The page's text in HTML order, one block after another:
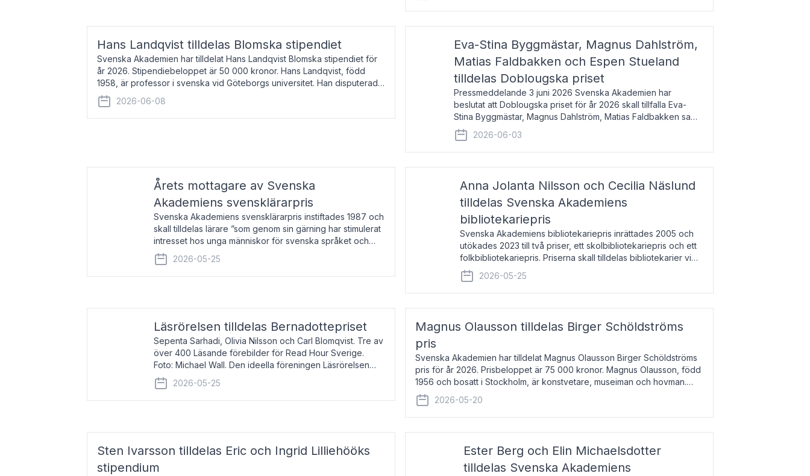
Hans Landqvist tilldelas Blomska stipendiet
Svenska Akademien har tilldelat Hans Landqvist Blomska stipendiet för
år 2026. Stipendiebeloppet är 50 000 kronor. Hans Landqvist, född
1958, är professor i svenska vid Göteborgs universitet. Han disputerade
år 2000 på avhandlingen Författn
2026-06-08
Eva-Stina Byggmästar, Magnus Dahlström,
Matias Faldbakken och Espen Stueland
tilldelas Doblougska priset
Pressmeddelande 3 juni 2026 Svenska Akademien har
beslutat att Doblougska priset för år 2026 skall tillfalla Eva-
Stina Byggmästar, Magnus Dahlström, Matias Faldbakken samt
Espen Stueland. Prisbeloppet är 200 000 svenska kronor per
mottagare
2026-06-03
Årets mottagare av Svenska
Akademiens svensklärarpris
Svenska Akademiens svensklärarpris instiftades 1987 och
skall tilldelas lärare ”som genom sin gärning har stimulerat
intresset hos unga människor för svenska språket och
litteraturen”. Prisutdelning och samtal med pristagarna
äger rum under
2026-05-25
Anna Jolanta Nilsson och Cecilia Näslund
tilldelas Svenska Akademiens
bibliotekariepris
Svenska Akademiens bibliotekariepris inrättades 2005 och
utökades 2023 till två priser, ett skolbibliotekariepris och ett
folkbibliotekariepris. Priserna skall tilldelas bibliotekarier vid
svenska folk- och skolbibliotek som gjort värdefull
2026-05-25
Läsrörelsen tilldelas Bernadottepriset
Sepenta Sarhadi, Olivia Nilsson och Carl Blomqvist. Tre av
över 400 Läsande förebilder för Read Hour Sverige.
Foto: Michael Wall. Den ideella föreningen Läsrörelsen
tilldelas Bernadottepriset 2026 för att den under ett kvarts
sekel gjort re
2026-05-25
Magnus Olausson tilldelas Birger Schöldströms
pris
Svenska Akademien har tilldelat Magnus Olausson Birger Schöldströms
pris för år 2026. Prisbeloppet är 75 000 kronor. Magnus Olausson, född
1956 och bosatt i Stockholm, är konstvetare, museiman och hovman.
Han disputerade 1993 vid Uppsala un
2026-05-20
Sten Ivarsson tilldelas Eric och Ingrid Lilliehööks
stipendium
Ester Berg och Elin Michaelsdotter
tilldelas Svenska Akademiens